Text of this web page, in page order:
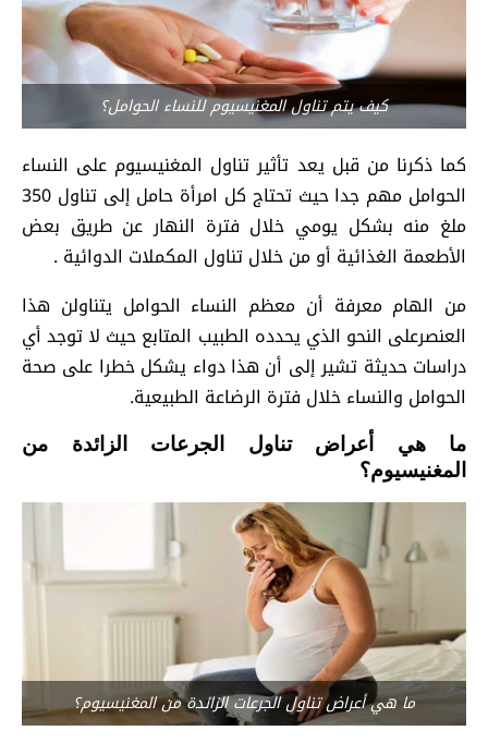
كيف يتم تناول المغنيسيوم للنساء الحوامل؟
كما ذكرنا من قبل يعد تأثير تناول المغنيسيوم على النساء
الحوامل مهم جدا حيث تحتاج كل امرأة حامل إلى تناول 350
ملغ منه بشكل يومي خلال فترة النهار عن طريق بعض
الأطعمة الغذائية أو من خلال تناول المكملات الدوائية .
من الهام معرفة أن معظم النساء الحوامل يتناولن هذا
العنصرعلى النحو الذي يحدده الطبيب المتابع حيث لا توجد أي
دراسات حديثة تشير إلى أن هذا دواء يشكل خطرا على صحة
الحوامل والنساء خلال فترة الرضاعة الطبيعية.
ما هي أعراض تناول الجرعات الزائدة من
المغنيسيوم؟
ما هي أعراض تناول الجرعات الزائدة من المغنيسيوم؟